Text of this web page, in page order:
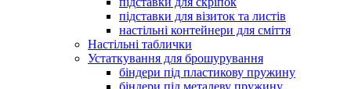
підставки для візиток та листів
настільні контейнери для сміття
Настільні таблички
Устаткування для брошурування
біндери під пластикову пружину
біндери під металеву пружину